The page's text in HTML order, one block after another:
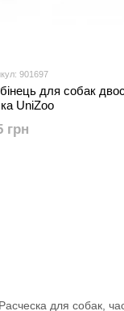
901697
для собак
UniZoo
грн